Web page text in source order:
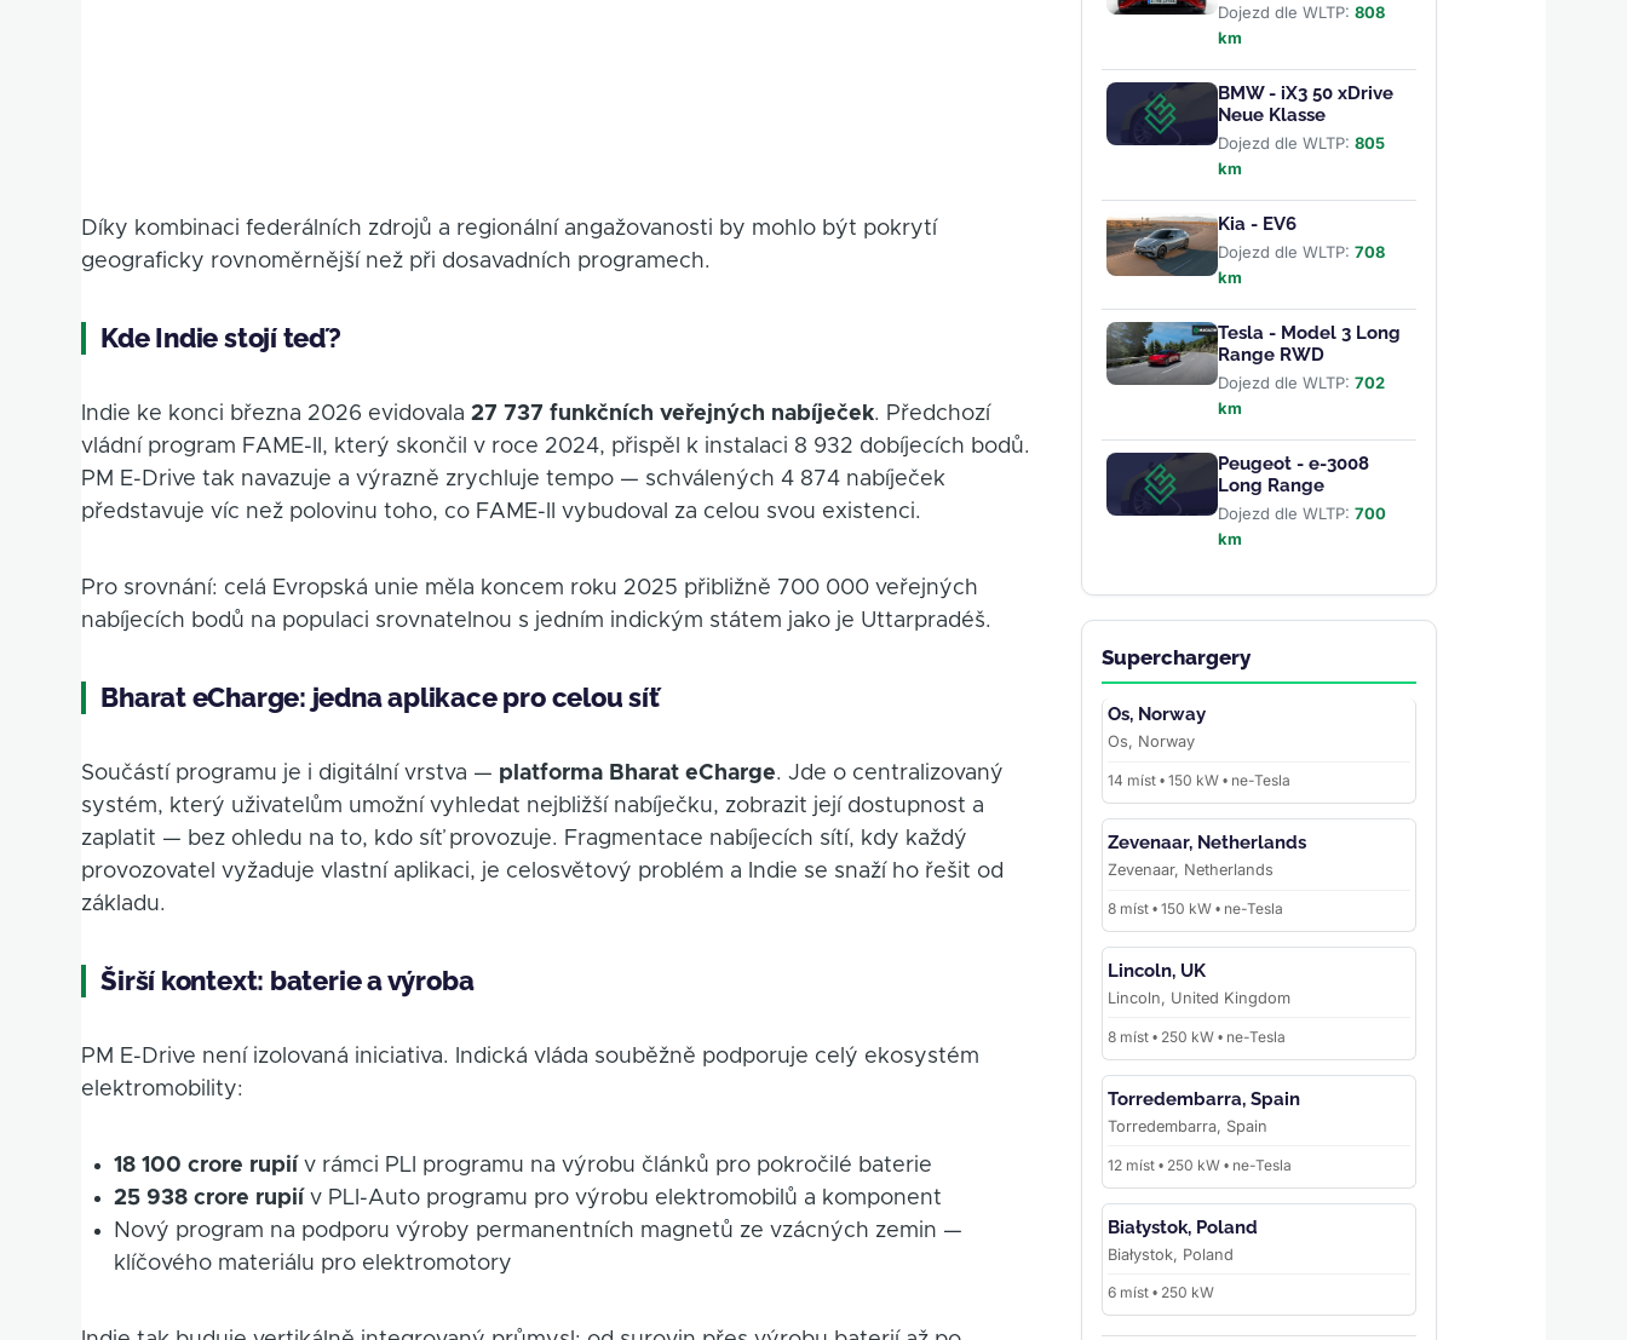
Díky kombinaci federálních zdrojů a regionální angažovanosti by mohlo být pokrytí
geograficky rovnoměrnější než při dosavadních programech.
Kde Indie stojí teď?
Indie ke konci března 2026 evidovala27 737 funkčních veřejných nabíječek. Předchozí
vládní program FAME-II, který skončil v roce 2024, přispěl k instalaci 8 932 dobíjecích bodů.
PM E-Drive tak navazuje a výrazně zrychluje tempo — schválených 4 874 nabíječek
představuje víc než polovinu toho, co FAME-II vybudoval za celou svou existenci.
Pro srovnání: celá Evropská unie měla koncem roku 2025 přibližně 700 000 veřejných
nabíjecích bodů na populaci srovnatelnou s jedním indickým státem jako je Uttarpradéš.
Bharat eCharge: jedna aplikace pro celou síť
Součástí programu je i digitální vrstva — platforma Bharat eCharge. Jde o centralizovaný
systém, který uživatelům umožní vyhledat nejbližší nabíječku, zobrazit její dostupnost a
zaplatit — bez ohledu na to, kdo síť provozuje. Fragmentace nabíjecích sítí, kdy každý
provozovatel vyžaduje vlastní aplikaci, je celosvětový problém a Indie se snaží ho řešit od
základu.
Širší kontext: baterie a výroba
PM E-Drive není izolovaná iniciativa. Indická vláda souběžně podporuje celý ekosystém
elektromobility:
18 100 crore rupií v rámci PLI programu na výrobu článků pro pokročilé baterie
25 938 crore rupií v PLI-Auto programu pro výrobu elektromobilů a komponent
Nový program na podporu výroby permanentních magnetů ze vzácných zemin —
klíčového materiálu pro elektromotory
Dojezd dle WLTP: 808
km
BMW - iX3 50 xDrive
Neue Klasse
Dojezd dle WLTP: 805
km
Kia - EV6
Dojezd dle WLTP: 708
km
Tesla - Model 3 Long
Range RWD
Dojezd dle WLTP: 702
km
Peugeot - e-3008
Long Range
Dojezd dle WLTP: 700
km
Superchargery
Os, Norway
Os, Norway
14 míst • 150 kW • ne-Tesla
Zevenaar, Netherlands
Zevenaar, Netherlands
8 míst • 150 kW • ne-Tesla
Lincoln, UK
Lincoln, United Kingdom
8 míst • 250 kW • ne-Tesla
Torredembarra, Spain
Torredembarra, Spain
12 míst • 250 kW • ne-Tesla
Białystok, Poland
Białystok, Poland
6 míst • 250 kW